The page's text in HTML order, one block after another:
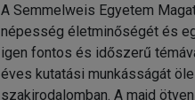
A Semmelweis Egyetem
népesség életminőségét és
igen fontos és időszerű
éves kutatási munkásságát
szakirodalomban. A majd